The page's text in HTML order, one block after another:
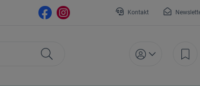
Kontakt